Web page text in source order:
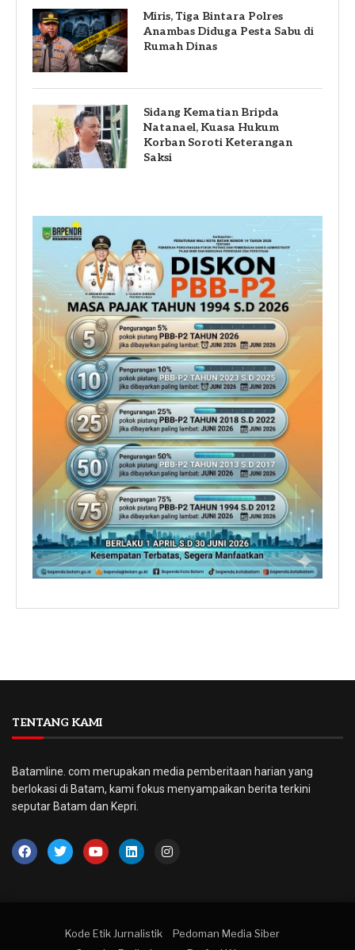
Miris, Tiga Bintara Polres
Anambas Diduga Pesta Sabu di
Rumah Dinas
Sidang Kematian Bripda
Natanael, Kuasa Hukum
Korban Soroti Keterangan
Saksi
TENTANG KAMI
Batamline. com merupakan media pemberitaan harian yang
berlokasi di Batam, kami fokus menyampaikan berita terkini
seputar Batam dan Kepri.
Kode Etik Jurnalistik
Pedoman Media Siber